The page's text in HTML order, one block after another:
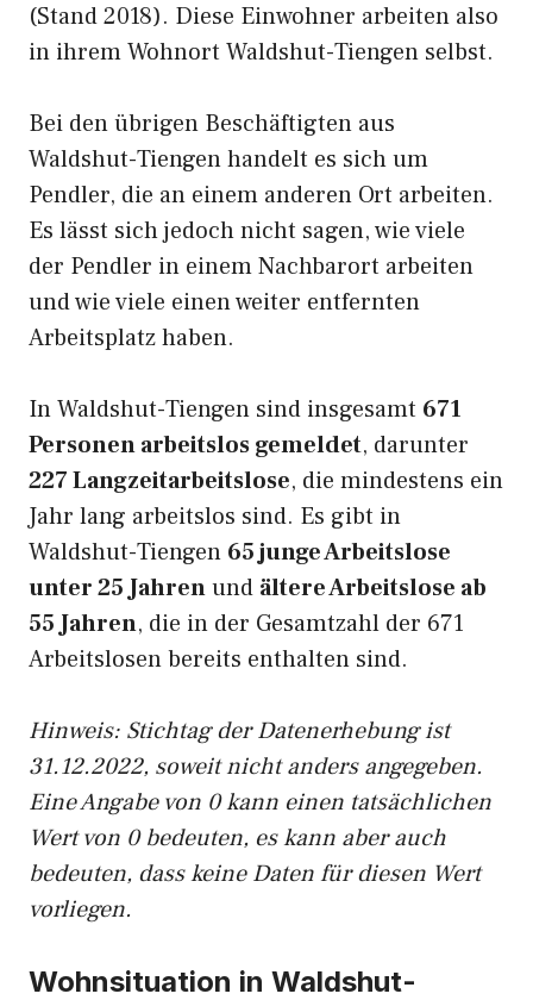
(Stand 2018). Diese Einwohner arbeiten also
in ihrem Wohnort Waldshut-Tiengen selbst.
Bei den übrigen Beschäftigten aus
Waldshut-Tiengen handelt es sich um
Pendler, die an einem anderen Ort arbeiten.
Es lässt sich jedoch nicht sagen, wie viele
der Pendler in einem Nachbarort arbeiten
und wie viele einen weiter entfernten
Arbeitsplatz haben.
In Waldshut-Tiengen sind insgesamt 671
Personen arbeitslos gemeldet, darunter
227 Langzeitarbeitslose, die mindestens ein
Jahr lang arbeitslos sind. Es gibt in
Waldshut-Tiengen 65 junge Arbeitslose
unter 25 Jahrenund ältere Arbeitslose ab
55 Jahren, die in der Gesamtzahl der 671
Arbeitslosen bereits enthalten sind.
Hinweis: Stichtag der Datenerhebung ist
31.12.2022, soweit nicht anders angegeben.
Eine Angabe von 0 kann einen tatsächlichen
Wert von 0 bedeuten, es kann aber auch
bedeuten, dass keine Daten für diesen Wert
vorliegen.
Wohnsituation in Waldshut-